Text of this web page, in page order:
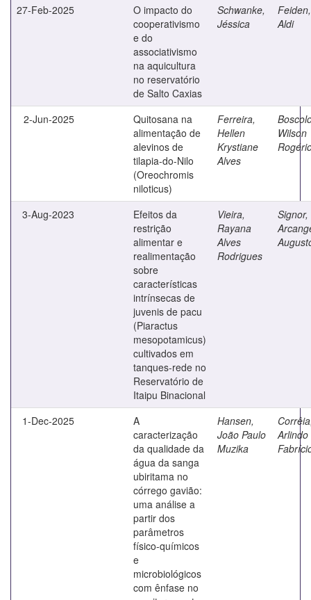
27-Feb-2025
O impacto do
cooperativismo
e do
associativismo
na aquicultura
no reservatório
de Salto Caxias
Schwanke,
Jéssica
Feiden,
Aldi
2-Jun-2025
Quitosana na
alimentação de
alevinos de
tilapia-do-Nilo
(Oreochromis
niloticus)
Ferreira,
Hellen
Krystiane
Alves
Wilson
3-Aug-2023
Efeitos da
restrição
alimentar e
realimentação
sobre
características
intrínsecas de
juvenis de pacu
(Piaractus
mesopotamicus)
cultivados em
tanques-rede no
Reservatório de
Itaipu Binacional
Vieira,
Rayana
Alves
Rodrigues
Signor,
1-Dec-2025
A
caracterização
da qualidade da
água da sanga
ubiritama no
córrego gavião:
uma análise a
partir dos
parâmetros
físico-químicos
e
microbiológicos
com ênfase no
Hansen,
João Paulo
Muzika
Arlindo